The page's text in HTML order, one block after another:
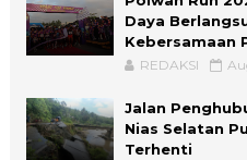
Daya
Kebersamaan
REDAKSI
Jalan
Nias Selatan
Terhenti